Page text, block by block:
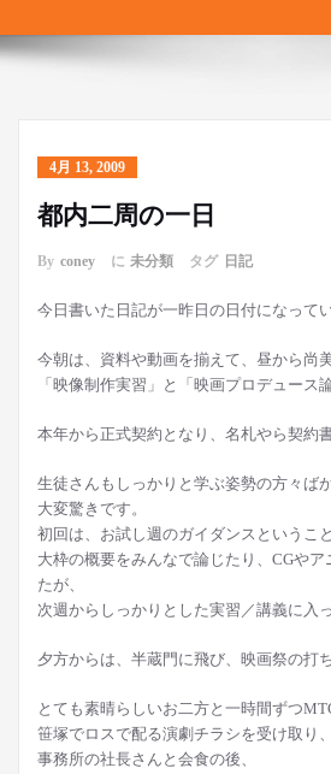
替
4月 13, 2009
都内二周の一日
By coney に 未分類 タグ 日記
今日書いた日記が一昨日の日付になって
今朝は、資料や動画を揃えて、昼から尚
「映像制作実習」と「映画プロデュース
本年から正式契約となり、名札やら契約
生徒さんもしっかりと学ぶ姿勢の方々ばか
大変驚きです。
初回は、お試し週のガイダンスということ
大枠の概要をみんなで論じたり、CGや
たが、
次週からしっかりとした実習／講義に入
夕方からは、半蔵門に飛び、映画祭の打
とても素晴らしいお二方と一時間ずつ
笹塚でロスで配る演劇チラシを受け取り、
事務所の社長さんと会食の後、